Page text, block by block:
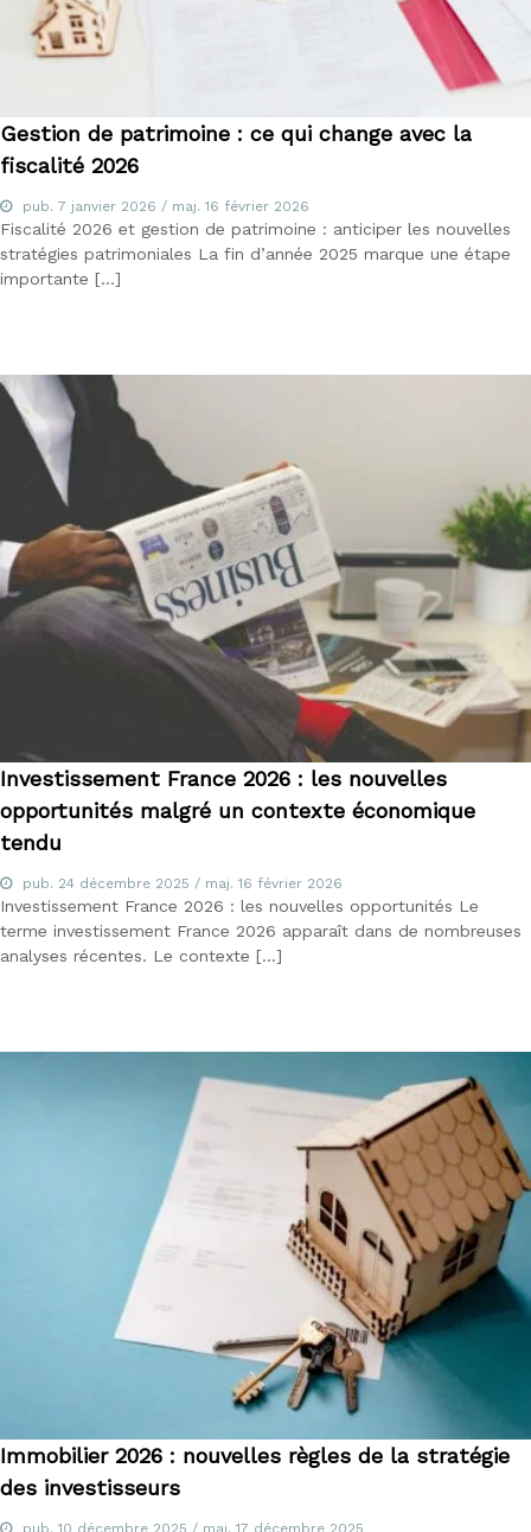
Gestion de patrimoine : ce qui change avec la
fiscalité 2026
pub. 7 janvier 2026 / maj. 16 février 2026
Fiscalité 2026 et gestion de patrimoine : anticiper les nouvelles
stratégies patrimoniales La fin d’année 2025 marque une étape
importante […]
Investissement France 2026 : les nouvelles
opportunités malgré un contexte économique
tendu
pub. 24 décembre 2025 / maj. 16 février 2026
Investissement France 2026 : les nouvelles opportunités Le
terme investissement France 2026 apparaît dans de nombreuses
analyses récentes. Le contexte […]
Immobilier 2026 : nouvelles règles de la stratégie
des investisseurs
pub. 10 décembre 2025 / maj. 17 décembre 2025